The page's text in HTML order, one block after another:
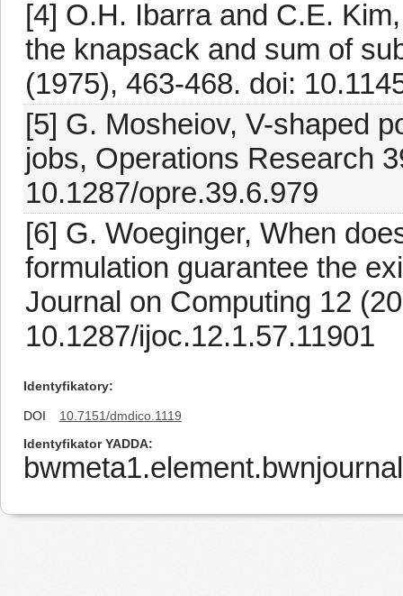
[4] O.H. Ibarra and C.E.
the knapsack and sum of
(1975), 463-468. doi:
[5] G. Mosheiov, V-shaped
jobs, Operations Research
10.1287/opre.39.6.979
[6] G. Woeginger, When
formulation guarantee the
Journal on Computing 12
10.1287/ijoc.12.1.57.11901
Identyfikatory
DOI
10.7151/dmdico.1119
Identyfikator YADDA